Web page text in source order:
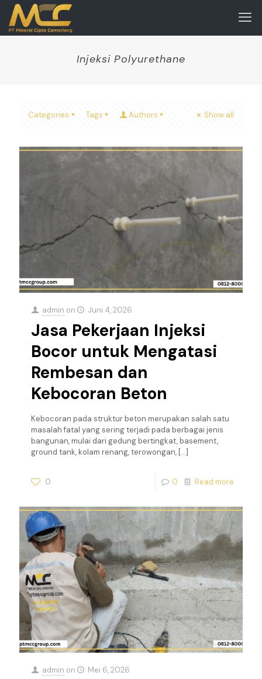
Injeksi Polyurethane
Categories Tags Authors Show all
admin on Juni 4, 2026
Jasa Pekerjaan Injeksi
Bocor untuk Mengatasi
Rembesan dan
Kebocoran Beton
Kebocoran pada struktur beton merupakan salah satu
masalah fatal yang sering terjadi pada berbagai jenis
bangunan, mulai dari gedung bertingkat, basement,
ground tank, kolam renang, terowongan, […]
0 0 Read more
admin on Mei 6, 2026